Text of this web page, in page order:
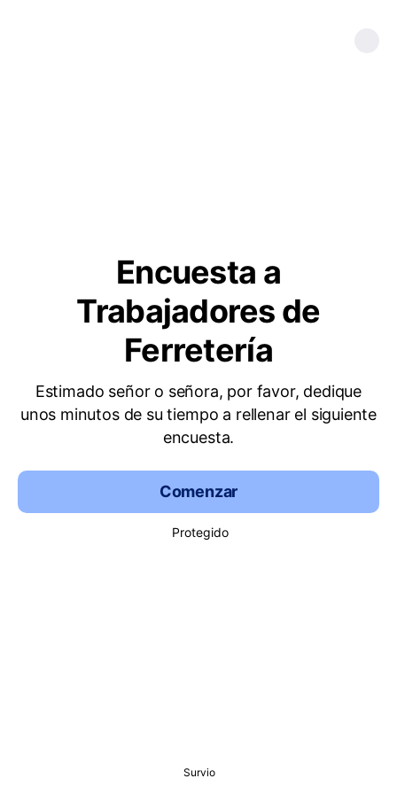
Encuesta a
Trabajadores de
Ferretería
Estimado señor o señora, por favor, dedique
unos minutos de su tiempo a rellenar el siguiente
encuesta.
Comenzar
Protegido
Survio